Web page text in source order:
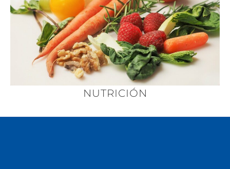
NUTRICIÓN